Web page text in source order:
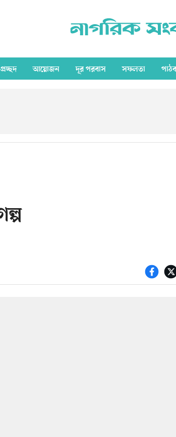
প্রচ্ছদ আয়োজন দূর পরবাস সফলতা